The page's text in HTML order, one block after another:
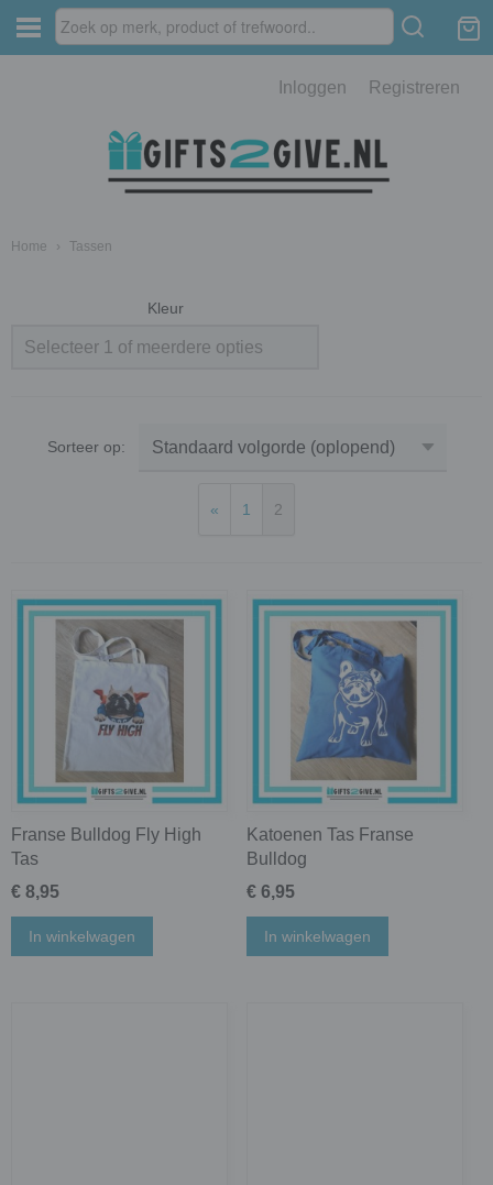
Inloggen Registreren
Home › Tassen
Kleur
Selecteer 1 of meerdere opties
Sorteer op:
« 1 2
Franse Bulldog Fly High
Tas
€ 8,95
In winkelwagen
Katoenen Tas Franse
Bulldog
€ 6,95
In winkelwagen